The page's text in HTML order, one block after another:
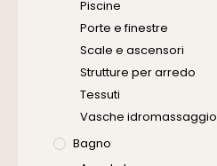
Piscine
Porte e finestre
Scale e ascensori
Strutture per arredo
Tessuti
Vasche idromassaggio
Bagno